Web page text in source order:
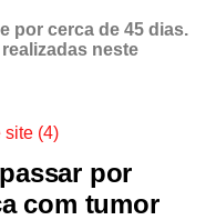
por cerca de 45 dias.
neste
por
com tumor